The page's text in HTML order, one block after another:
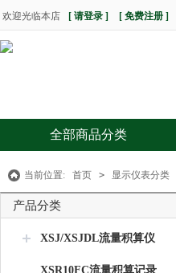
欢迎光临本店 [ 请登录 ] [ 免费注册 ]
全部商品分类
当前位置: 首页 > 显示仪表分类
产品分类
XSJ/XSJDL流量积算仪
XSR10FC流量积算记录